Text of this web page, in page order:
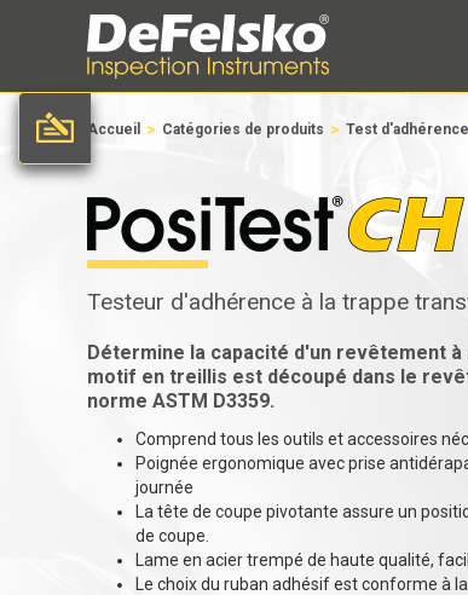
Accueil > Catégories de produits > Test d'adhérence
Testeur d'adhérence à la trappe
Détermine la capacité d'un revêtement
motif en treillis est découpé dans le
norme ASTM D3359.
Comprend tous les outils et accessoires
Poignée ergonomique avec prise
journée
La tête de coupe pivotante assure un
de coupe.
Lame en acier trempé de haute qualité,
Le choix du ruban adhésif est conforme à